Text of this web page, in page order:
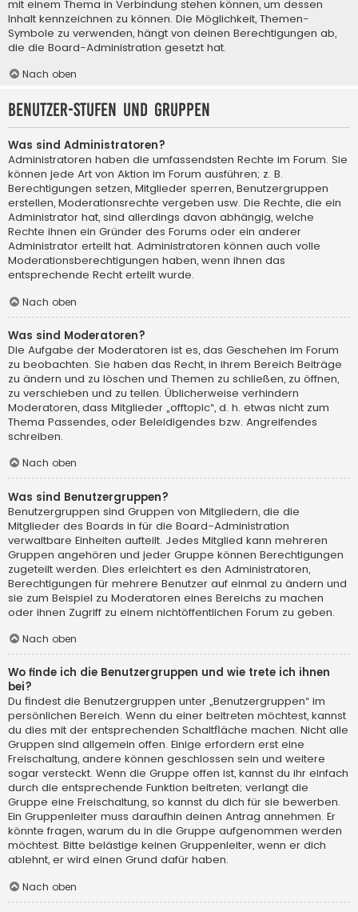
mit einem Thema in Verbindung stehen können, um dessen
Inhalt kennzeichnen zu können. Die Möglichkeit, Themen-
Symbole zu verwenden, hängt von deinen Berechtigungen ab,
die die Board-Administration gesetzt hat.
Nach oben
Benutzer-Stufen und Gruppen
Was sind Administratoren?
Administratoren haben die umfassendsten Rechte im Forum. Sie
können jede Art von Aktion im Forum ausführen; z. B.
Berechtigungen setzen, Mitglieder sperren, Benutzergruppen
erstellen, Moderationsrechte vergeben usw. Die Rechte, die ein
Administrator hat, sind allerdings davon abhängig, welche
Rechte ihnen ein Gründer des Forums oder ein anderer
Administrator erteilt hat. Administratoren können auch volle
Moderationsberechtigungen haben, wenn ihnen das
entsprechende Recht erteilt wurde.
Nach oben
Was sind Moderatoren?
Die Aufgabe der Moderatoren ist es, das Geschehen im Forum
zu beobachten. Sie haben das Recht, in ihrem Bereich Beiträge
zu ändern und zu löschen und Themen zu schließen, zu öffnen,
zu verschieben und zu teilen. Üblicherweise verhindern
Moderatoren, dass Mitglieder „offtopic“, d. h. etwas nicht zum
Thema Passendes, oder Beleidigendes bzw. Angreifendes
schreiben.
Nach oben
Was sind Benutzergruppen?
Benutzergruppen sind Gruppen von Mitgliedern, die die
Mitglieder des Boards in für die Board-Administration
verwaltbare Einheiten aufteilt. Jedes Mitglied kann mehreren
Gruppen angehören und jeder Gruppe können Berechtigungen
zugeteilt werden. Dies erleichtert es den Administratoren,
Berechtigungen für mehrere Benutzer auf einmal zu ändern und
sie zum Beispiel zu Moderatoren eines Bereichs zu machen
oder ihnen Zugriff zu einem nichtöffentlichen Forum zu geben.
Nach oben
Wo finde ich die Benutzergruppen und wie trete ich ihnen
bei?
Du findest die Benutzergruppen unter „Benutzergruppen“ im
persönlichen Bereich. Wenn du einer beitreten möchtest, kannst
du dies mit der entsprechenden Schaltfläche machen. Nicht alle
Gruppen sind allgemein offen. Einige erfordern erst eine
Freischaltung, andere können geschlossen sein und weitere
sogar versteckt. Wenn die Gruppe offen ist, kannst du ihr einfach
durch die entsprechende Funktion beitreten; verlangt die
Gruppe eine Freischaltung, so kannst du dich für sie bewerben.
Ein Gruppenleiter muss daraufhin deinen Antrag annehmen. Er
könnte fragen, warum du in die Gruppe aufgenommen werden
möchtest. Bitte belästige keinen Gruppenleiter, wenn er dich
ablehnt, er wird einen Grund dafür haben.
Nach oben